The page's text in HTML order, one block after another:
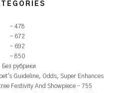
– 478
– 672
– 692
– 850
! Без рубрики
Guideline, Odds, Super Enhances
Festivity And Showpiece – 755